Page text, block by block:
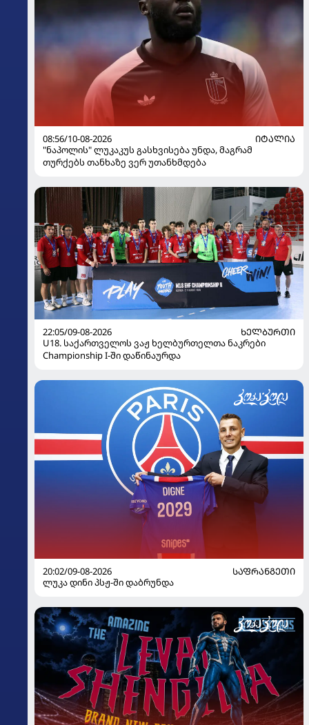
08:56/10-08-2026
ᲘᲢᲐᲚᲘᲐ
"ნაპოლის" ლუკაკუს გასხვისება უნდა, მაგრამ
თურქებს თანხაზე ვერ უთანხმდება
22:05/09-08-2026
ᲮᲔᲚᲑᲣᲠᲗᲘ
U18. საქართველოს ვაჟ ხელბურთელთა ნაკრები
Championship I-ში დაწინაურდა
20:02/09-08-2026
ᲡᲐᲤᲠᲐᲜᲒᲔᲗᲘ
ლუკა დინი პსჟ-ში დაბრუნდა